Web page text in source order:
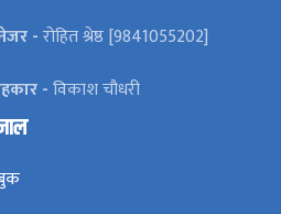
-रोहित श्रेष्ठ [9841055202]
-विकाश चौधरी